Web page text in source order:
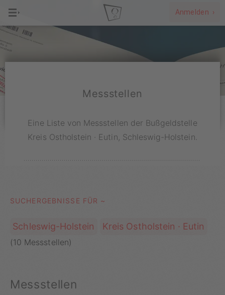
Anmelden ›
Messstellen
Eine Liste von Messstellen der Bußgeldstelle
Kreis Ostholstein · Eutin, Schleswig-Holstein.
Schleswig-Holstein Kreis Ostholstein · Eutin
(10 Messstellen)
Messstellen